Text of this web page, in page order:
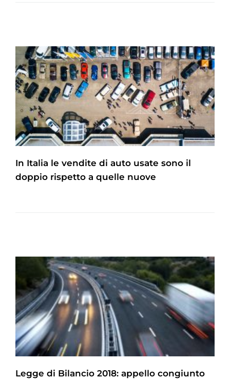
In Italia le vendite di auto usate sono il
doppio rispetto a quelle nuove
Legge di Bilancio 2018: appello congiunto